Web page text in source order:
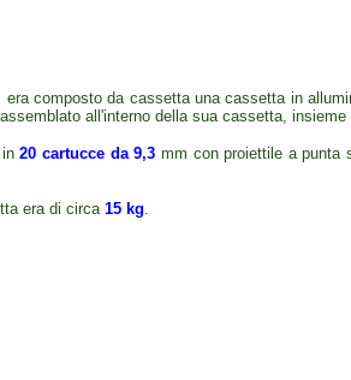
era composto da cassetta una cassetta in
all'interno della sua cassetta,
in20 cartucce da 9,3 mm con proiettile a punta
era di circa 15 kg.